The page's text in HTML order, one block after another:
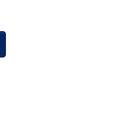
de Bolonia (1999) y
de Estado del Consejo